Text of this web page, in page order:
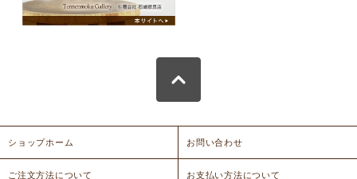
ショップホーム お問い合わせ
ご注文方法について お支払い方法について